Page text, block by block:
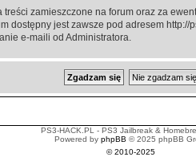
zamieszczone na forum oraz za
dostępny jest zawsze pod adresem http://
e-maili od Administratora.
PS3-HACK.PL - PS3 Jailbreak &
Powered by phpBB © 2025 phpBB
© 2010-2025